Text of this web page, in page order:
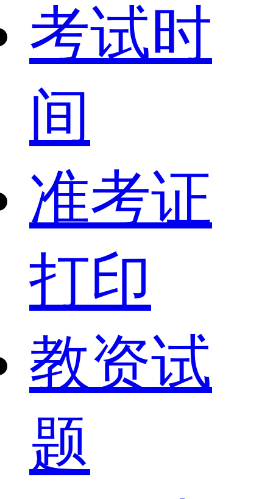
考试时
间
准考证
打印
教资试
题